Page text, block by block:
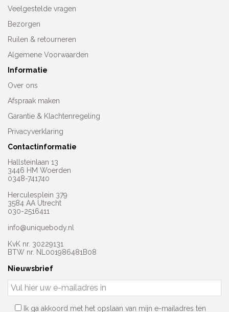
Veelgestelde vragen
Bezorgen
Ruilen & retourneren
Algemene Voorwaarden
Informatie
Over ons
Afspraak maken
Garantie & Klachtenregeling
Privacyverklaring
Contactinformatie
Hallsteinlaan 13
3446 HM Woerden
0348-741740
Herculesplein 379
3584 AA Utrecht
030-2516411
info@uniquebody.nl
KvK nr. 30229131
BTW nr. NL001986481B08
Nieuwsbrief
Ik ga akkoord met het opslaan van mijn e-mailadres ten